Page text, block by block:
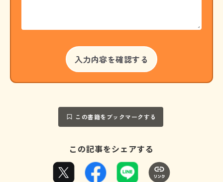
この書籍をブックマークする
この記事をシェアする